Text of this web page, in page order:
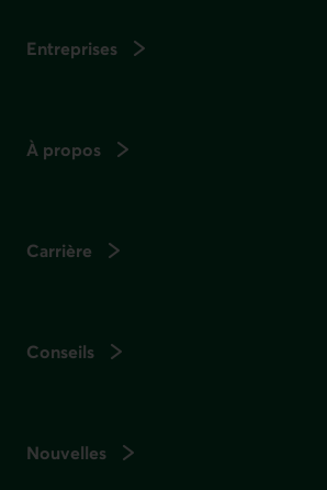
Entreprises
À propos
Carrière
Conseils
Nouvelles